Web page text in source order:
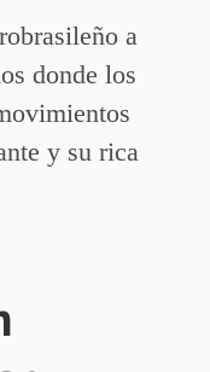
a
donde los
y su rica